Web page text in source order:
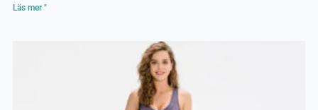
Läs mer "